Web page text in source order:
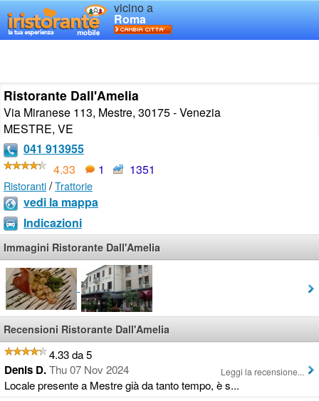
vicino a
Roma
Ristorante Dall'Amelia
Via Miranese 113, Mestre, 30175 - Venezia
MESTRE, VE
041 913955
4.33
1 1351
Ristoranti/Trattorie
vedi la mappa
Indicazioni
Immagini Ristorante Dall'Amelia
Recensioni Ristorante Dall'Amelia
4.33 da 5
Denis D.Thu 07 Nov 2024
Locale presente a Mestre già da tanto tempo, è s...
Leggi la recensione...